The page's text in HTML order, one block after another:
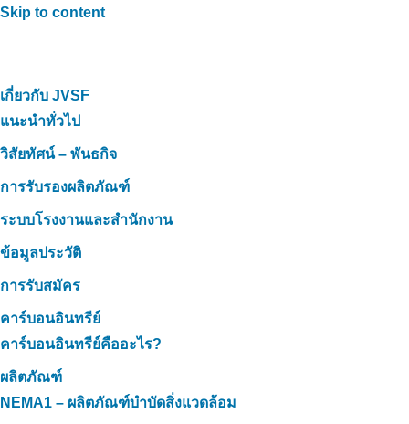
Skip to content
เกี่ยวกับ JVSF
แนะนำทั่วไป
วิสัยทัศน์ – พันธกิจ
การรับรองผลิตภัณฑ์
ระบบโรงงานและสำนักงาน
ข้อมูลประวัติ
การรับสมัคร
คาร์บอนอินทรีย์
คาร์บอนอินทรีย์คืออะไร?
ผลิตภัณฑ์
NEMA1 – ผลิตภัณฑ์บำบัดสิ่งแวดล้อม